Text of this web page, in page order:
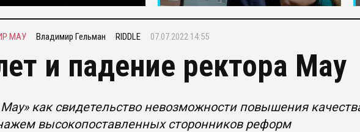
МАУ Владимир Гельман RIDDLE 07.07.2022 14:55
и падение ректора Мау
как свидетельство невозможности повышения
высокопоставленных сторонников реформ